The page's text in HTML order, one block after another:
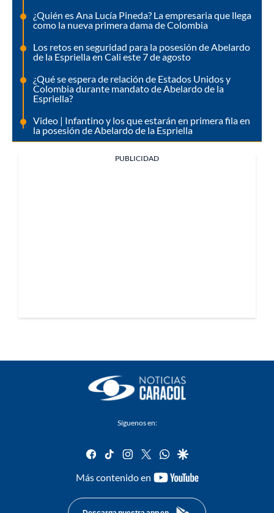
¿Quién es Ana Lucía Pineda? La empresaria que llega
como la nueva primera dama de Colombia
Los retos en seguridad para la posesión de Abelardo
de la Espriella en Cali este 7 de agosto
¿Qué se espera de relación de Estados Unidos y
Colombia durante mandato de Abelardo de la
Espriella?
Video | Infantino y los que estarán en primera fila en
la posesión de Abelardo de la Espriella
PUBLICIDAD
Síguenos en:
facebook
tiktok instagram
twitterwhatsapp
google
Más contenido en
youtube-